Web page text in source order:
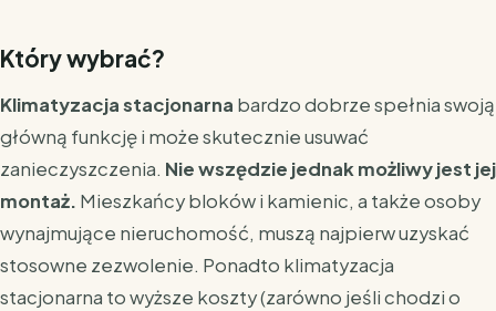
Który wybrać?
Klimatyzacja stacjonarna bardzo dobrze spełnia swoją
główną funkcję i może skutecznie usuwać
zanieczyszczenia. Nie wszędzie jednak możliwy jest jej
montaż. Mieszkańcy bloków i kamienic, a także osoby
wynajmujące nieruchomość, muszą najpierw uzyskać
stosowne zezwolenie. Ponadto klimatyzacja
stacjonarna to wyższe koszty (zarówno jeśli chodzi o